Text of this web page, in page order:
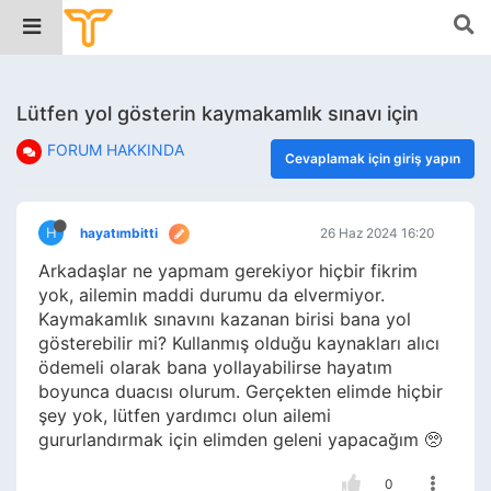
Lütfen yol gösterin kaymakamlık sınavı için
FORUM HAKKINDA Cevaplamak için giriş yapın
H hayatımbitti 26 Haz 2024 16:20
Arkadaşlar ne yapmam gerekiyor hiçbir fikrim
yok, ailemin maddi durumu da elvermiyor.
Kaymakamlık sınavını kazanan birisi bana yol
gösterebilir mi? Kullanmış olduğu kaynakları alıcı
ödemeli olarak bana yollayabilirse hayatım
boyunca duacısı olurum. Gerçekten elimde hiçbir
şey yok, lütfen yardımcı olun ailemi
gururlandırmak için elimden geleni yapacağım 🥺
0